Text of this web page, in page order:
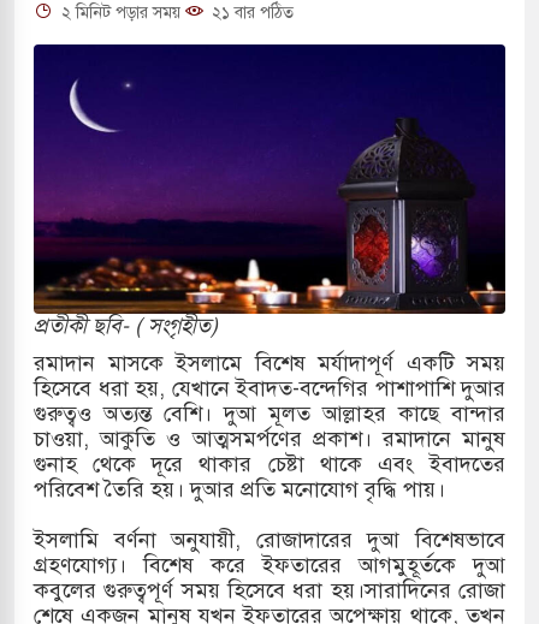
ঢলে ফুঁসে উঠেছে তিস্তা
মুক্তির দাবিতে পাকিস্তানজুড়ে পিটিআইয়ের আজ
কোরিয়ার ক্ষেপণাস্ত্র ইউনিট মোতায়েন করা হয়েছে:
স্মৃতি জাদুঘরের উদ্বোধন প্রধানমন্ত্রীর
ইয়েমেন উপকূলে হামলার শিকার ভারতীয় জাহাজ
পর্যালোচনায় পোশাক রপ্তানিতে দ্বিতীয় স্থানে বাংলাদেশ
জুলাই গণঅভ্যুত্থান দিবস
২ মিনিট পড়ার সময়
২১ বার পঠিত
প্রতীকী ছবি- ( সংগৃহীত)
রমাদান মাসকে ইসলামে বিশেষ মর্যাদাপূর্ণ একটি সময়
হিসেবে ধরা হয়, যেখানে ইবাদত-বন্দেগির পাশাপাশি দুআর
গুরুত্বও অত্যন্ত বেশি। দুআ মূলত আল্লাহর কাছে বান্দার
চাওয়া, আকুতি ও আত্মসমর্পণের প্রকাশ। রমাদানে মানুষ
গুনাহ থেকে দূরে থাকার চেষ্টা থাকে এবং ইবাদতের
পরিবেশ তৈরি হয়। দুআর প্রতি মনোযোগ বৃদ্ধি পায়।
ইসলামি বর্ণনা অনুযায়ী, রোজাদারের দুআ বিশেষভাবে
গ্রহণযোগ্য। বিশেষ করে ইফতারের আগমুহূর্তকে দুআ
কবুলের গুরুত্বপূর্ণ সময় হিসেবে ধরা হয়।সারাদিনের রোজা
শেষে একজন মানুষ যখন ইফতারের অপেক্ষায় থাকে, তখন